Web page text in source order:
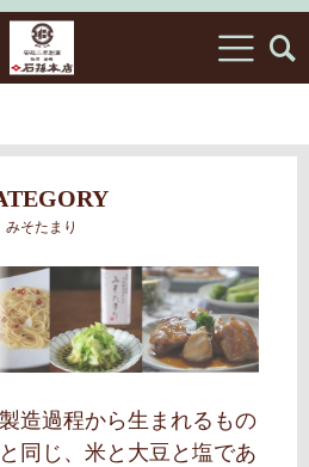
みそたまり
造過程から生まれるもの
同じ、米と大豆と塩であ